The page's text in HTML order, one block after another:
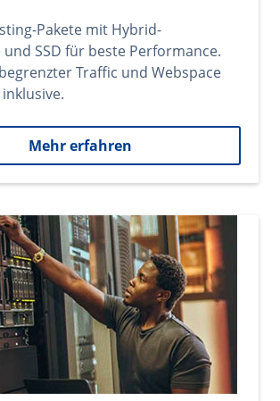
Pakete mit Hybrid-
SSD für beste Performance.
Traffic und Webspace
Mehr erfahren